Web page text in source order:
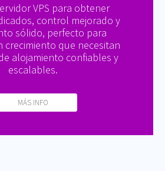
VPS para obtener
control mejorado y
sólido, perfecto para
crecimiento que necesitan
alojamiento confiables y
escalables.
MÁS INFO